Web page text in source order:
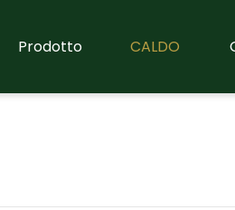
Prodotto CALDO